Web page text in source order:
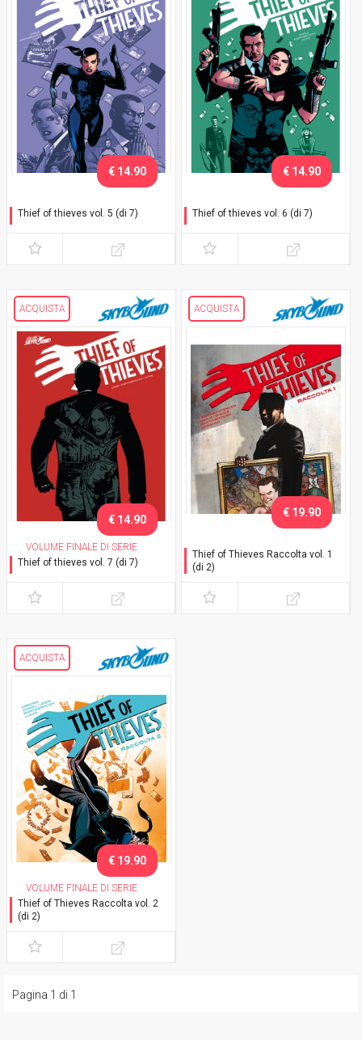
Thief of thieves vol. 5 (di 7)
€ 14.90
Thief of thieves vol. 6 (di 7)
€ 14.90
ACQUISTA
VOLUME FINALE DI SERIE
Thief of thieves vol. 7 (di 7)
€ 14.90
ACQUISTA
Thief of Thieves Raccolta vol. 1
(di 2)
€ 19.90
ACQUISTA
VOLUME FINALE DI SERIE
Thief of Thieves Raccolta vol. 2
(di 2)
€ 19.90
Pagina 1 di 1